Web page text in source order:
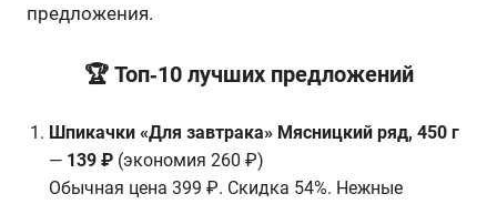
предложения.
🏆 Топ‑10 лучших предложений
Шпикачки «Для завтрака» Мясницкий ряд, 450 г
— 139 ₽ (экономия 260 ₽)
Обычная цена 399 ₽. Скидка 54%. Нежные